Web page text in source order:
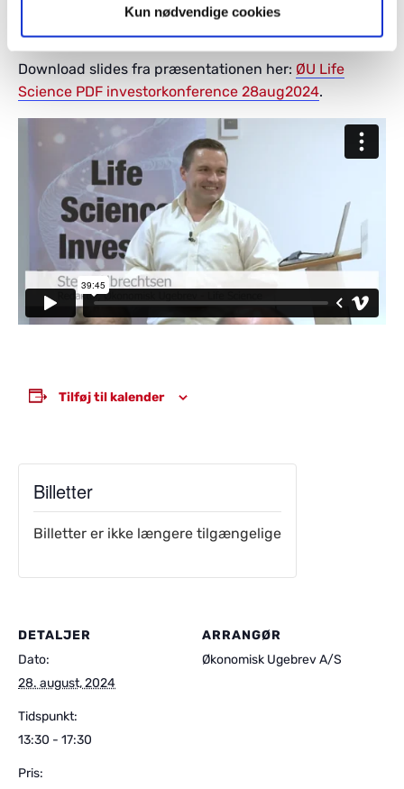
Kun nødvendige cookies
Steen Albrechtsen, Redaktør, Økonomisk ugebrev –
Life Science:
Download slides fra præsentationen her: ØU Life
Science PDF investorkonference 28aug2024.
Tilføj til kalender
Billetter
Billetter er ikke længere tilgængelige
DETALJER
Dato:
28. august, 2024
Tidspunkt:
13:30 - 17:30
Pris:
ARRANGØR
Økonomisk Ugebrev A/S